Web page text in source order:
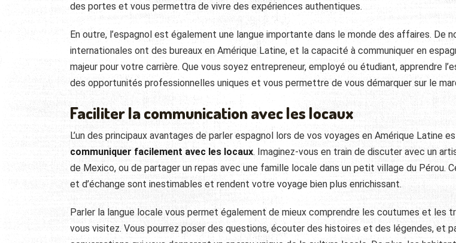
des portes et vous permettra de vivre des expériences authentiques.
En outre, l’espagnol est également une langue importante dans le monde des affaires. De
internationales ont des bureaux en Amérique Latine, et la capacité à communiquer en
majeur pour votre carrière. Que vous soyez entrepreneur, employé ou étudiant, apprendre
des opportunités professionnelles uniques et vous permettre de vous démarquer sur le
Faciliter la communication avec les locaux
L’un des principaux avantages de parler espagnol lors de vos voyages en Amérique Latine
communiquer facilement avec les locaux. Imaginez-vous en train de discuter avec un
de Mexico, ou de partager un repas avec une famille locale dans un petit village du Pérou.
et d’échange sont inestimables et rendent votre voyage bien plus enrichissant.
Parler la langue locale vous permet également de mieux comprendre les coutumes et les
vous visitez. Vous pourrez poser des questions, écouter des histoires et des légendes, et